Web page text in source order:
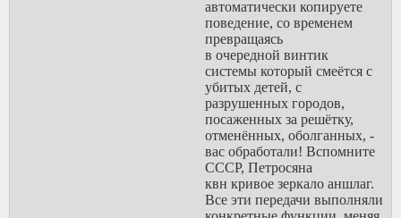
автоматически копируете
поведение, со временем
превращаясь
в очередной винтик
системы который смеётся с
убитых детей, с
разрушенных городов,
посаженных за решётку,
отменённых, оболганных, -
вас обработали! Вспомните
СССР, Петросяна
квн кривое зеркало аншлаг.
Все эти передачи выполняли